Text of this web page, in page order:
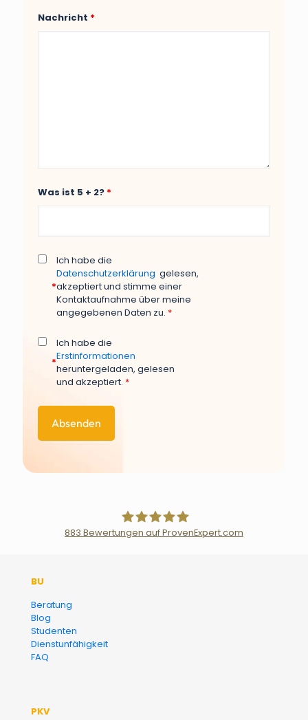
Nachricht *
Was ist 5 + 2? *
*
Ich habe die
Datenschutzerklärung gelesen,
akzeptiert und stimme einer
Kontaktaufnahme über meine
angegebenen Daten zu. *
*
Ich habe die
Erstinformationen
heruntergeladen, gelesen
und akzeptiert. *
883 Bewertungen auf ProvenExpert.com
BU
Beratung
Blog
Studenten
Dienstunfähigkeit
FAQ
PKV